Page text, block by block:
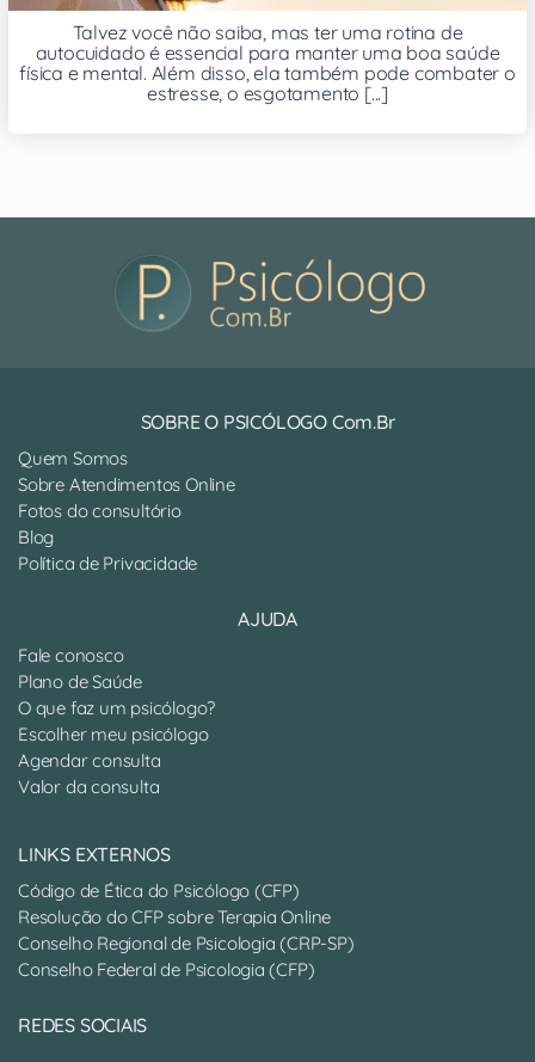
Talvez você não saiba, mas ter uma rotina de
autocuidado é essencial para manter uma boa saúde
física e mental. Além disso, ela também pode combater o
estresse, o esgotamento [...]
SOBRE O PSICÓLOGO Com.Br
Quem Somos
Sobre Atendimentos Online
Fotos do consultório
Blog
Política de Privacidade
AJUDA
Fale conosco
Plano de Saúde
O que faz um psicólogo?
Escolher meu psicólogo
Agendar consulta
Valor da consulta
LINKS EXTERNOS
Código de Ética do Psicólogo (CFP)
Resolução do CFP sobre Terapia Online
Conselho Regional de Psicologia (CRP-SP)
Conselho Federal de Psicologia (CFP)
REDES SOCIAIS